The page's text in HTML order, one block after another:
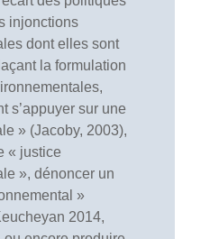
injonctions
dont elles sont
la formulation
s’appuyer sur une
» (Jacoby, 2003),
« justice
», dénoncer un
»
2014,